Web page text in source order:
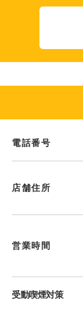
電話番号
店舗住所
営業時間
受動喫煙対策